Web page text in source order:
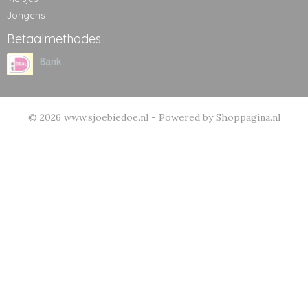
Jongens
Betaalmethodes
© 2026 www.sjoebiedoe.nl - Powered by Shoppagina.nl